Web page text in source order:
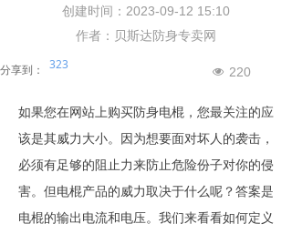
如果您在网站上购买防身电棍 ， 您最关注的应
该是其威力大小。因为想要面对坏人的袭击，
必须有足够的阻止力来防止危险份子对你的侵
害。但电棍产品的威力取决于什么呢 ？ 答案是
电棍的输出电流和电压。我们来看看如何定义
넶 220
分享到： 323
创建时间： 2023-09-12 15:10
作者：贝斯达防身专卖网